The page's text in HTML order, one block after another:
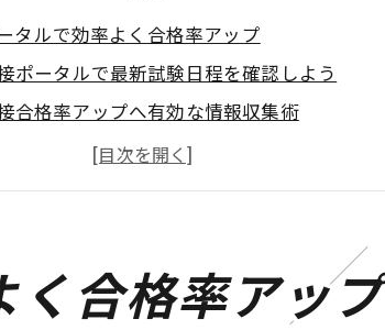
タルで効率よく合格率アップ
ポータルで最新試験日程を確認しよう
合格率アップへ有効な情報収集術
本溶接協会マイページ活用のメリット
県溶接技術競技会情報の探し方と活かし方
へ向け溶接情報の集約法
試験対策に必要な情報集約ポイント
く合格率アップ